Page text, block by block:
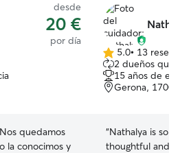
desde
20 €
por día
quedamos
la conocimos y
5.0
de
5
estrellas
5.0• 13
2 dueños que
15 años de
Gerona, 17002
“Nathalya is so
thoughtful and